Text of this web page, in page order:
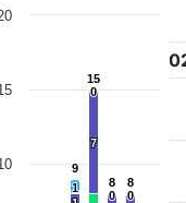
0 0 0
7 3 2
9
9
15
15
8
8 8
8
1
1
0
0
0
0 0
0
7
7